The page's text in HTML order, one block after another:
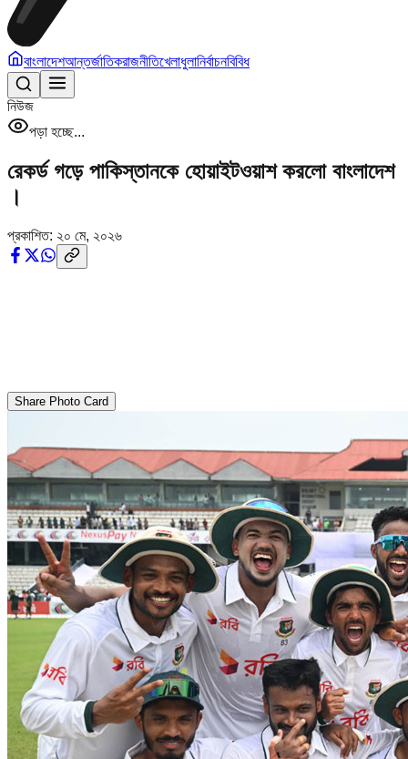
বাংলাদেশআন্তর্জাতিকরাজনীতিখেলাধুলানির্বাচনবিবিধ
নিউজ
পড়া হচ্ছে...
রেকর্ড গড়ে পাকিস্তানকে হোয়াইটওয়াশ করলো বাংলাদেশ
।
প্রকাশিত: ২০ মে, ২০২৬
Share Photo Card